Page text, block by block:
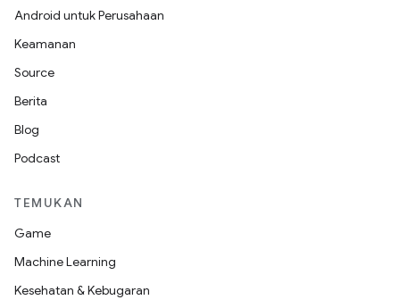
Android untuk Perusahaan
Keamanan
Source
Berita
Blog
Podcast
TEMUKAN
Game
Machine Learning
Kesehatan & Kebugaran